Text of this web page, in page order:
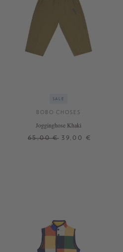
SALE
BOBO CHOSES
Jogginghose Khaki
65,00 € 39,00 €